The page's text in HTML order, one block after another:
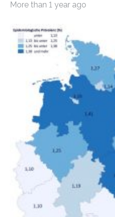
Bundesinstitut für
gesamten Einkommen
unterschiedliche
Deutschland geborene
verändert hat. Das
hohen Einkommen
Anstieg des Mietanteils am
hinnehmen mussten, nahm
Menschen mit…
More than 1 year ago